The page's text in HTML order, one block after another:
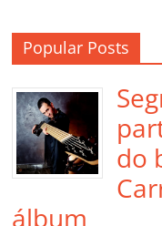
Popular Posts
do
álbum